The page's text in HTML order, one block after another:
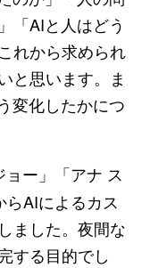
「AIと人はどう
れから求められ
と思います。ま
変化したかにつ
ー」「アナ ス
AIによるカス
ました。夜間な
する目的でし